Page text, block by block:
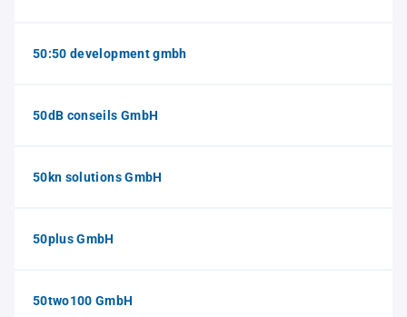
50:50 development gmbh
50dB conseils GmbH
50kn solutions GmbH
50plus GmbH
50two100 GmbH